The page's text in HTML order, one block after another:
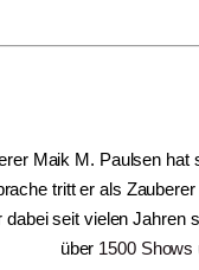
Maik M. Paulsen
tritt er als
dabei seit vielen Jahren
über 1500 Shows